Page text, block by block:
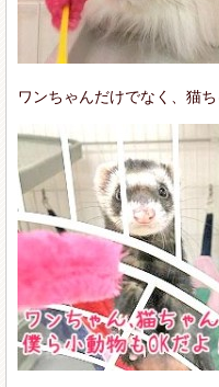
ワンちゃんだけでなく、猫